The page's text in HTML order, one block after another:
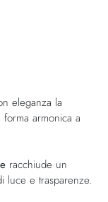
eleganza la
armonica a
racchiude un
luce e trasparenze.